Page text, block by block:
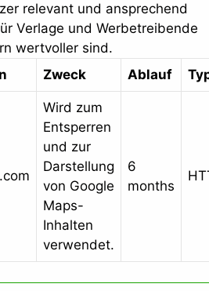
relevant und ansprechend
Verlage und Werbetreibende
wertvoller sind.
Zweck Ablauf
Wird zum
Entsperren
und zur
Darstellung
von Google
Maps-
Inhalten
verwendet.
6
months